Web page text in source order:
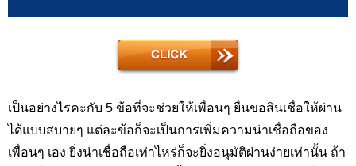
เป็นอย่างไรคะกับ 5 ข้อที่จะช่วยให้เพื่อนๆ ยื่นขอสินเชื่อให้ผ่าน
ได้แบบสบายๆ แต่ละข้อก็จะเป็นการเพิ่มความน่าเชื่อถือของ
เพื่อนๆ เอง ยิ่งน่าเชื่อถือเท่าไหร่ก็จะยิ่งอนุมัติผ่านง่ายเท่านั้น ถ้า